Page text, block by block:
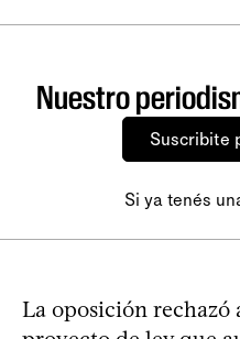
Nuestro
Suscribite
Si ya tenés
La oposición rechazó